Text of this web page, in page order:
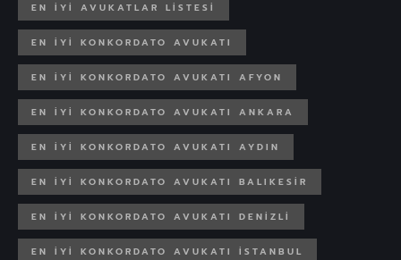
EN IYI AVUKATLAR LISTESI
EN IYI KONKORDATO AVUKATI
EN IYI KONKORDATO AVUKATI AFYON
EN IYI KONKORDATO AVUKATI ANKARA
EN IYI KONKORDATO AVUKATI AYDIN
EN IYI KONKORDATO AVUKATI BALIKESIR
EN IYI KONKORDATO AVUKATI DENIZLI
EN IYI KONKORDATO AVUKATI ISTANBUL